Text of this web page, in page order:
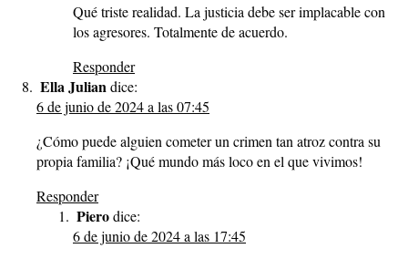
Qué triste realidad. La justicia debe ser implacable con
los agresores. Totalmente de acuerdo.
Responder
Ella Juliandice:
6 de junio de 2024 a las 07:45
¿Cómo puede alguien cometer un crimen tan atroz contra su
propia familia? ¡Qué mundo más loco en el que vivimos!
Responder
Pierodice:
6 de junio de 2024 a las 17:45